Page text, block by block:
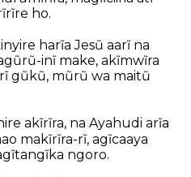
ho.
harĩa Jesũ aarĩ na
inĩ make, akĩmwĩra
gũkũ, mũrũ wa maitũ
akĩrĩra, na Ayahudi arĩa
makĩrĩra-rĩ, agĩcaaya
ngoro.